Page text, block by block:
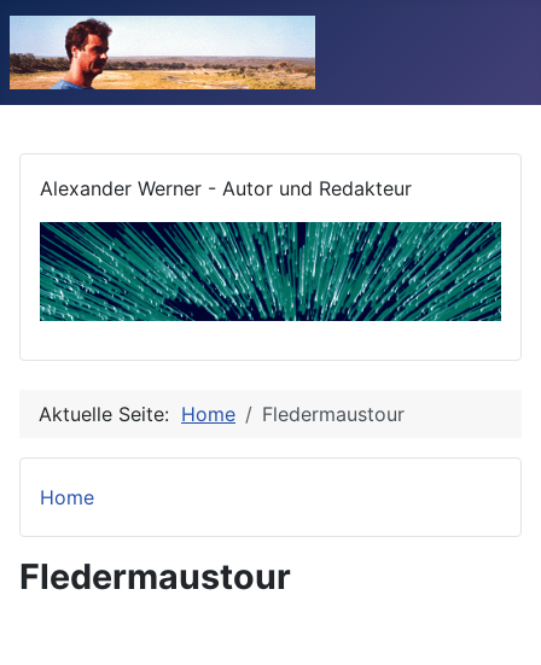
Alexander Werner - Autor und Redakteur
Aktuelle Seite: Home Fledermaustour
Home
Fledermaustour